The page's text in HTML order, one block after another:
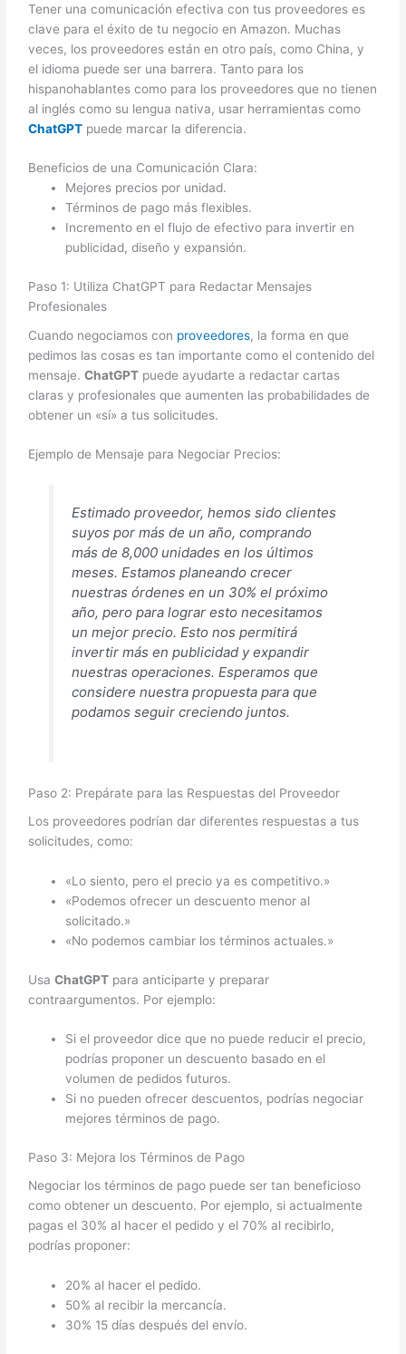
Tener una comunicación efectiva con tus proveedores es
clave para el éxito de tu negocio en Amazon. Muchas
veces, los proveedores están en otro país, como China, y
el idioma puede ser una barrera. Tanto para los
hispanohablantes como para los proveedores que no tienen
al inglés como su lengua nativa, usar herramientas como
ChatGPT puede marcar la diferencia.
Beneficios de una Comunicación Clara:
Mejores precios por unidad.
Términos de pago más flexibles.
Incremento en el flujo de efectivo para invertir en
publicidad, diseño y expansión.
Paso 1: Utiliza ChatGPT para Redactar Mensajes
Profesionales
Cuando negociamos con proveedores, la forma en que
pedimos las cosas es tan importante como el contenido del
mensaje.ChatGPT puede ayudarte a redactar cartas
claras y profesionales que aumenten las probabilidades de
obtener un «sí» a tus solicitudes.
Ejemplo de Mensaje para Negociar Precios:
Estimado proveedor, hemos sido clientes
suyos por más de un año, comprando
más de 8,000 unidades en los últimos
meses. Estamos planeando crecer
nuestras órdenes en un 30% el próximo
año, pero para lograr esto necesitamos
un mejor precio. Esto nos permitirá
invertir más en publicidad y expandir
nuestras operaciones. Esperamos que
considere nuestra propuesta para que
podamos seguir creciendo juntos.
Paso 2: Prepárate para las Respuestas del Proveedor
Los proveedores podrían dar diferentes respuestas a tus
solicitudes, como:
«Lo siento, pero el precio ya es competitivo.»
«Podemos ofrecer un descuento menor al
solicitado.»
«No podemos cambiar los términos actuales.»
UsaChatGPT para anticiparte y preparar
contraargumentos. Por ejemplo:
Si el proveedor dice que no puede reducir el precio,
podrías proponer un descuento basado en el
volumen de pedidos futuros.
Si no pueden ofrecer descuentos, podrías negociar
mejores términos de pago.
Paso 3: Mejora los Términos de Pago
Negociar los términos de pago puede ser tan beneficioso
como obtener un descuento. Por ejemplo, si actualmente
pagas el 30% al hacer el pedido y el 70% al recibirlo,
podrías proponer:
20% al hacer el pedido.
50% al recibir la mercancía.
30% 15 días después del envío.